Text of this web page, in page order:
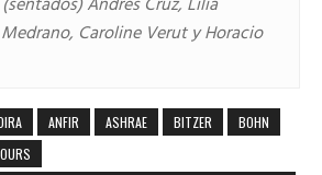
Andrés Cruz, Lilia
Caroline Verut y Horacio
ANFIR ASHRAE BITZER
BOHN